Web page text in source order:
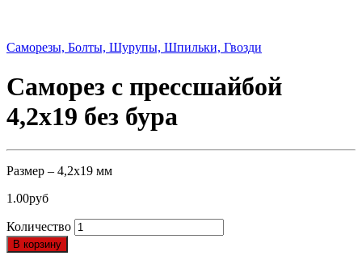
Саморезы, Болты, Шурупы, Шпильки, Гвозди
Саморез с прессшайбой
4,2х19 без бура
Размер – 4,2х19 мм
1.00руб
Количество
В корзину